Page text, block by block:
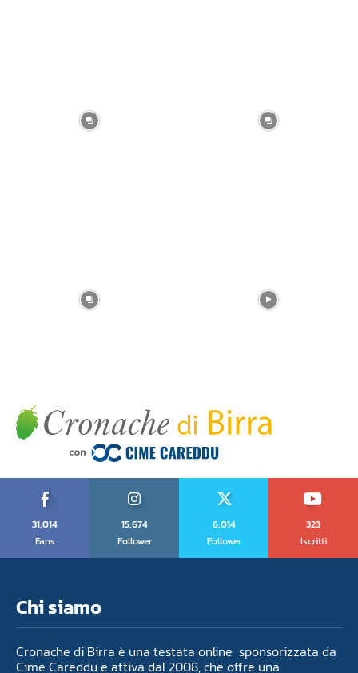
31,014
Fans
15,674
Follower
6,014
Follower
323
Iscritti
Chi siamo
Cronache di Birra è una testata online sponsorizzata da
Cime Careddu e attiva dal 2008, che offre una